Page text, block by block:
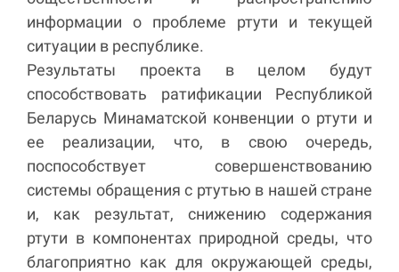
информации о проблеме ртути и текущей
ситуации в республике.
Результаты проекта в целом будут
способствовать ратификации Республикой
Беларусь Минаматской конвенции о ртути и
ее реализации, что, в свою очередь,
поспособствует совершенствованию
системы обращения с ртутью в нашей стране
и, как результат, снижению содержания
ртути в компонентах природной среды, что
благоприятно как для окружающей среды,